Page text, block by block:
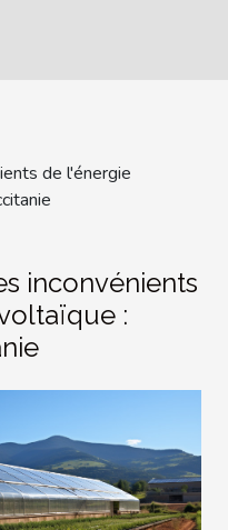
de l'énergie
inconvénients
: